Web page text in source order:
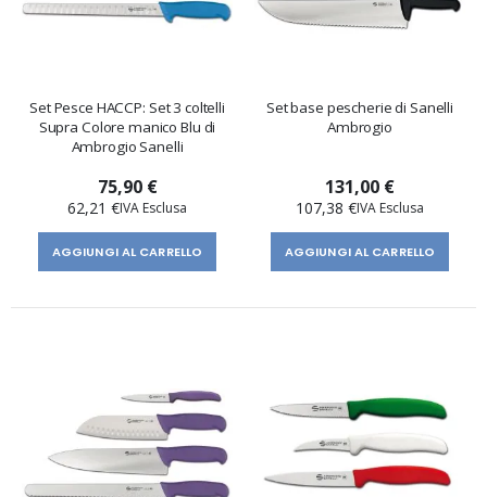
Set Pesce HACCP: Set 3 coltelli
Supra Colore manico Blu di
Ambrogio Sanelli
75,90 €
62,21 €
AGGIUNGI AL CARRELLO
Set base pescherie di Sanelli
Ambrogio
131,00 €
107,38 €
AGGIUNGI AL CARRELLO